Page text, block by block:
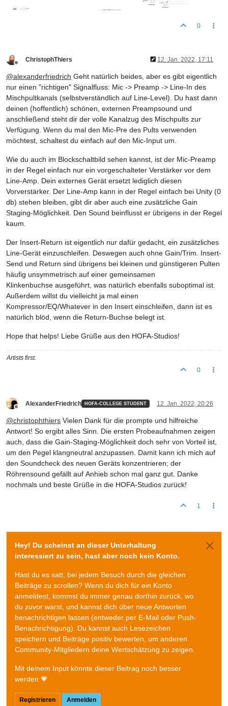
0
ChristophThiers 12. Jan. 2022, 17:11
@alexanderfriedrich Geht natürlich beides, aber es gibt eigentlich
nur einen "richtigen" Signalfluss: Mic -> Preamp -> Line-In des
Mischpultkanals (selbstverständlich auf Line-Level). Du hast dann
deinen (hoffentlich) schönen, externen Preampsound und
anschließend steht dir der volle Kanalzug des Mischpults zur
Verfügung. Wenn du mal den Mic-Pre des Pults verwenden
möchtest, schaltest du einfach auf den Mic-Input um.
Wie du auch im Blockschaltbild sehen kannst, ist der Mic-Preamp
in der Regel einfach nur ein vorgeschalteter Verstärker vor dem
Line-Amp. Dein externes Gerät ersetzt lediglich diesen
Vorverstärker. Der Line-Amp kann in der Regel einfach bei Unity (0
db) stehen bleiben, gibt dir aber auch eine zusätzliche Gain
Staging-Möglichkeit. Den Sound beinflusst er übrigens in der Regel
kaum.
Der Insert-Return ist eigentlich nur dafür gedacht, ein zusätzliches
Line-Gerät einzuschleifen. Deswegen auch ohne Gain/Trim. Insert-
Send und Return sind übrigens bei kleinen und günstigeren Pulten
häufig unsymmetrisch auf einer gemeinsamen
Klinkenbuchse ausgeführt, was natürlich ebenfalls suboptimal ist.
Außerdem willst du vielleicht ja mal einen
Kompressor/EQ/Whatever in den Insert einschleifen, dann ist es
natürlich blöd, wenn die Return-Buchse belegt ist.
Hope that helps! Liebe Grüße aus den HOFA-Studios!
Artists first.
0
AlexanderFriedrich HOFA-COLLEGE STUDENT 12. Jan. 2022, 20:26
@christophthiers Vielen Dank für die prompte und hilfreiche
Antwort! So ergibt alles Sinn. Die ersten Probeaufnahmen zeigen
auch, dass die Gain-Staging-Möglichkeit doch sehr von Vorteil ist,
um den Pegel klangneutral anzupassen. Damit kann ich mich auf
den Soundcheck des neuen Geräts konzentrieren; der
Röhrensound gefällt auf Anhieb schon mal ganz gut. Danke
nochmals und beste Grüße in die HOFA-Studios zurück!
1
Hey! Du scheinst an dieser Unterhaltung
interessiert zu sein, hast aber noch kein Konto.
Hast du es satt, bei jedem Besuch durch die gleichen
Beiträge zu scrollen? Wenn du dich für ein Konto
anmeldest, kommst du immer genau dorthin zurück, wo
du zuvor warst, und kannst dich über neue Antworten
benachrichtigen lassen (entweder per E-Mail oder Push-
Benachrichtigung). Du kannst auch Lesezeichen
speichern und Beiträge positiv bewerten, um anderen
Community-Mitgliedern deine Wertschätzung zu zeigen.
Mit deinem Input könnte dieser Beitrag noch besser
werden 💗
Registrieren Anmelden